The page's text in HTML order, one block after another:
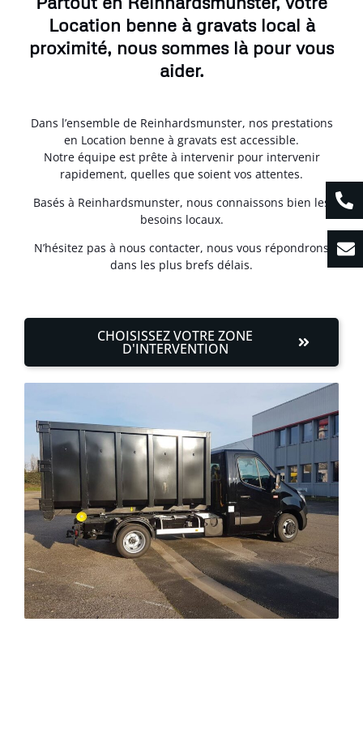
Location benne à gravats local à
proximité, nous sommes là pour vous
aider.
Dans l’ensemble de Reinhardsmunster, nos prestations
en Location benne à gravats est accessible.
Notre équipe est prête à intervenir pour intervenir
rapidement, quelles que soient vos attentes.
Basés à Reinhardsmunster, nous connaissons bien les
besoins locaux.
N’hésitez pas à nous contacter, nous vous répondrons
dans les plus brefs délais.
CHOISISSEZ VOTRE ZONE
D'INTERVENTION